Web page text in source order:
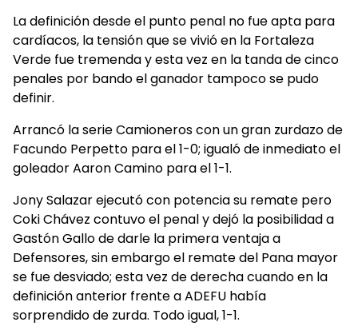
La definición desde el punto penal no fue apta para
cardíacos, la tensión que se vivió en la Fortaleza
Verde fue tremenda y esta vez en la tanda de cinco
penales por bando el ganador tampoco se pudo
definir.
Arrancó la serie Camioneros con un gran zurdazo de
Facundo Perpetto para el 1-0; igualó de inmediato el
goleador Aaron Camino para el 1-1.
Jony Salazar ejecutó con potencia su remate pero
Coki Chávez contuvo el penal y dejó la posibilidad a
Gastón Gallo de darle la primera ventaja a
Defensores, sin embargo el remate del Pana mayor
se fue desviado; esta vez de derecha cuando en la
definición anterior frente a ADEFU había
sorprendido de zurda. Todo igual, 1-1.